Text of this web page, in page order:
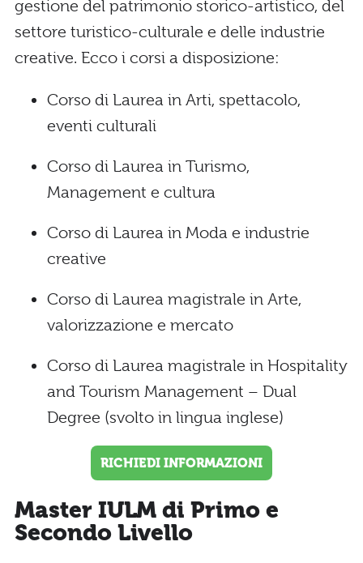
gestione del patrimonio storico-artistico, del
settore turistico-culturale e delle industrie
creative. Ecco i corsi a disposizione:
Corso di Laurea in Arti, spettacolo,
eventi culturali
Corso di Laurea in Turismo,
Management e cultura
Corso di Laurea in Moda e industrie
creative
Corso di Laurea magistrale in Arte,
valorizzazione e mercato
Corso di Laurea magistrale in Hospitality
and Tourism Management – Dual
Degree (svolto in lingua inglese)
RICHIEDI INFORMAZIONI
Master IULM di Primo e
Secondo Livello